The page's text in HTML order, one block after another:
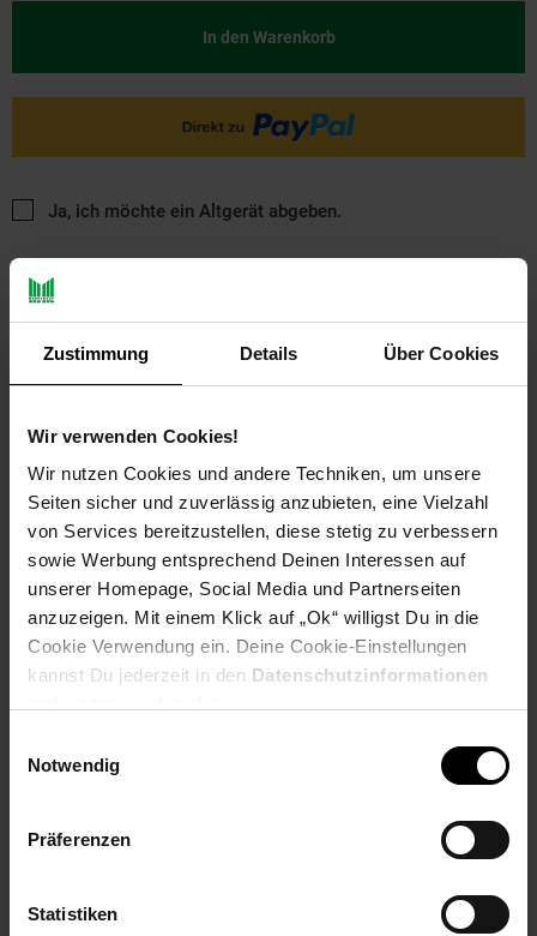
Zustimmung Details Über Cookies
Wir verwenden Cookies!
Wir nutzen Cookies und andere Techniken, um unsere
Seiten sicher und zuverlässig anzubieten, eine Vielzahl
von Services bereitzustellen, diese stetig zu verbessern
sowie Werbung entsprechend Deinen Interessen auf
unserer Homepage, Social Media und Partnerseiten
anzuzeigen. Mit einem Klick auf „Ok“ willigst Du in die
Cookie Verwendung ein. Deine Cookie-Einstellungen
kannst Du jederzeit in den Datenschutzinformationen
Notwendig
Präferenzen
Statistiken
In den Warenkorb
Ja, ich möchte ein Altgerät abgeben.
PAYBACK
Payback Punkte Basis°Punkte:
36
Extra°Punkte:
0
Produktbeschreibung
Er ist einhändig befüllbar und dank verdecktem Heizelement
Die Wasserstandsanzeige unter dem Griff ermöglicht Links-